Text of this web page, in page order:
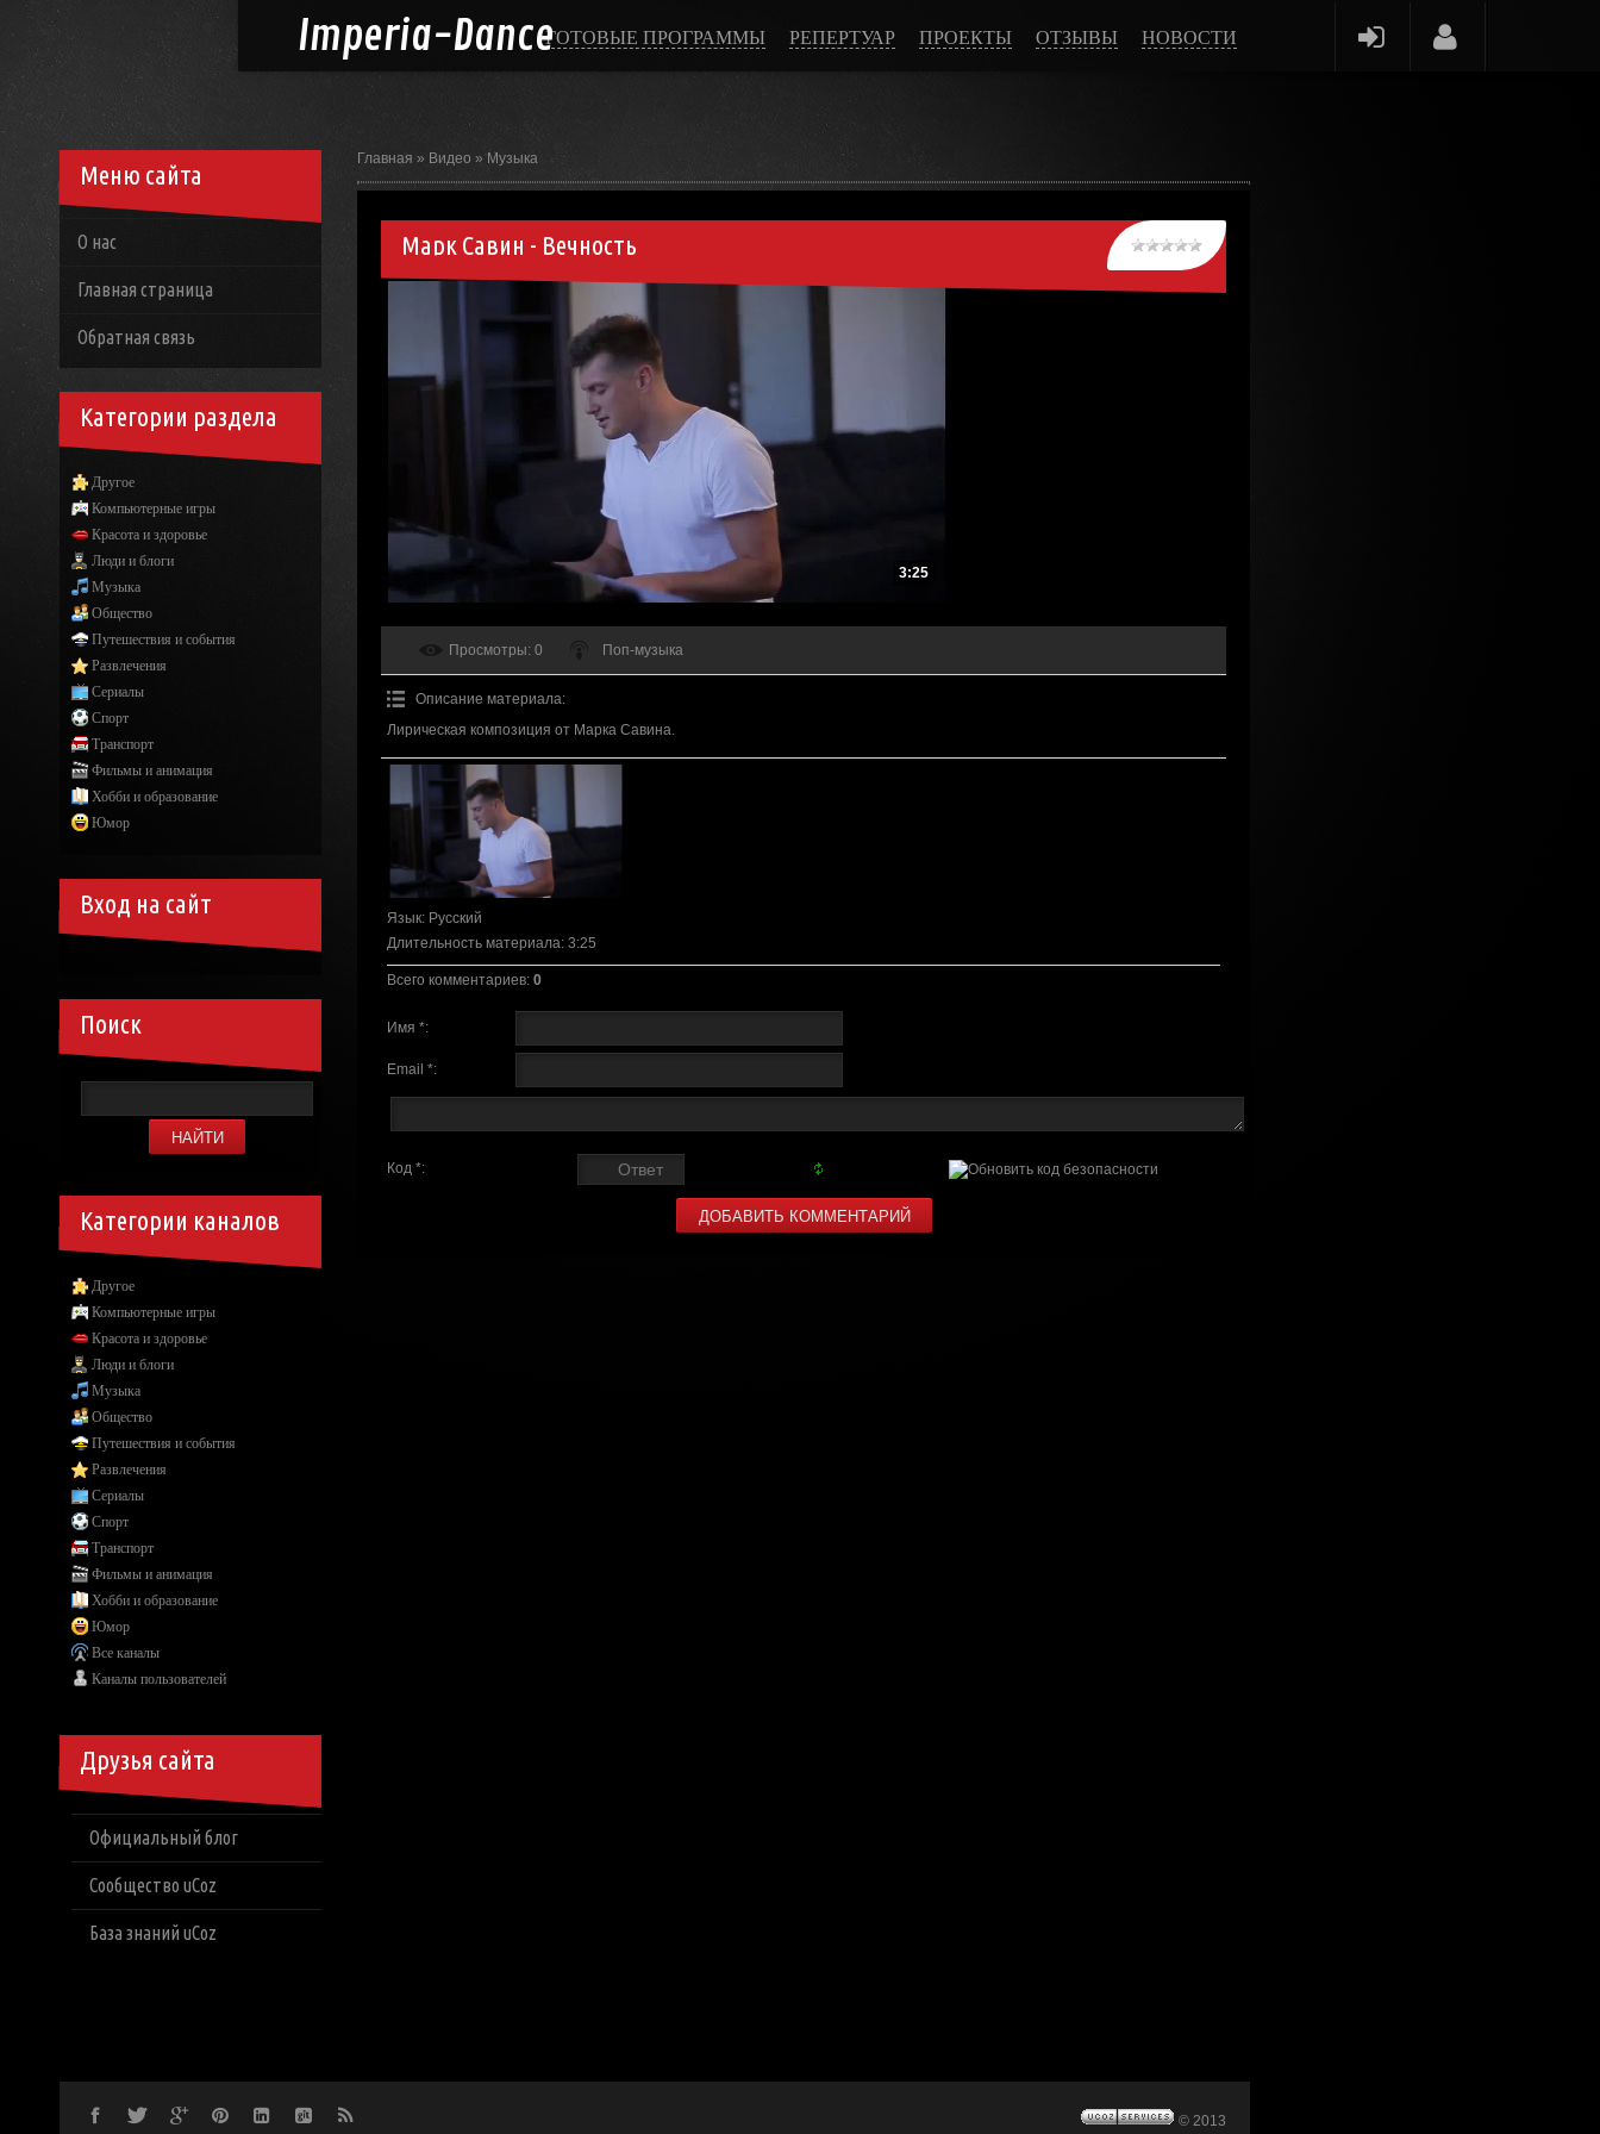
Imperia-DanceГОТОВЫЕ ПРОГРАММЫ РЕПЕРТУАР ПРОЕКТЫ ОТЗЫВЫ НОВОСТИ
Главная » Видео » Музыка
Марк Савин - Вечность
3:25
Просмотры: 0 Поп-музыка
Описание материала:
Лирическая композиция от Марка Савина.
Язык: Русский
Длительность материала: 3:25
Всего комментариев: 0
Имя *:
Email *:
Код *:
Меню сайта
О нас
Главная страница
Обратная связь
Категории раздела
Другое
Компьютерные игры
Красота и здоровье
Люди и блоги
Музыка
Общество
Путешествия и события
Развлечения
Сериалы
Спорт
Транспорт
Фильмы и анимация
Хобби и образование
Юмор
Вход на сайт
Поиск
Категории каналов
Другое
Компьютерные игры
Красота и здоровье
Люди и блоги
Музыка
Общество
Путешествия и события
Развлечения
Сериалы
Спорт
Транспорт
Фильмы и анимация
Хобби и образование
Юмор
Все каналы
Каналы пользователей
Друзья сайта
Официальный блог
Сообщество uCoz
База знаний uCoz
© 2013